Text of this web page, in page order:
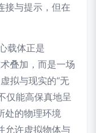
接与提示，但在
载体正是
叠加，而是一场
拟与现实的“无
仅能高保真地呈
处的物理环境
允许虚拟物体与